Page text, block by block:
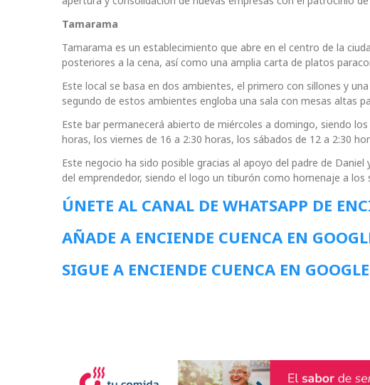
Tamarama
Tamarama es un establecimiento que abre en el centro de la
posteriores a la cena, así como una amplia carta de platos
Este local se basa en dos ambientes, el primero con sillones y
segundo de estos ambientes engloba una sala con mesas altas
Este bar permanecerá abierto de miércoles a domingo, siendo
horas, los viernes de 16 a 2:30 horas, los sábados de 12 a 2:30
Este negocio ha sido posible gracias al apoyo del padre de
del emprendedor, siendo el logo un tiburón como homenaje a
ÚNETE AL CANAL DE WHATSAPP DE
AÑADE A ENCIENDE CUENCA EN
SIGUE A ENCIENDE CUENCA EN